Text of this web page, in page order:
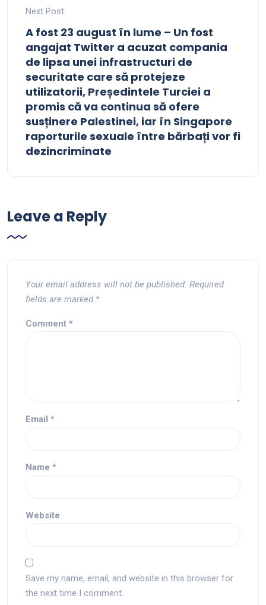
Next Post
A fost 23 august în lume – Un fost
angajat Twitter a acuzat compania
de lipsa unei infrastructuri de
securitate care să protejeze
utilizatorii, Președintele Turciei a
promis că va continua să ofere
susținere Palestinei, iar în Singapore
raporturile sexuale între bărbați vor fi
dezincriminate
Leave a Reply
Your email address will not be published. Required
fields are marked *
Comment *
Email *
Name *
Website
Save my name, email, and website in this browser for
the next time I comment.